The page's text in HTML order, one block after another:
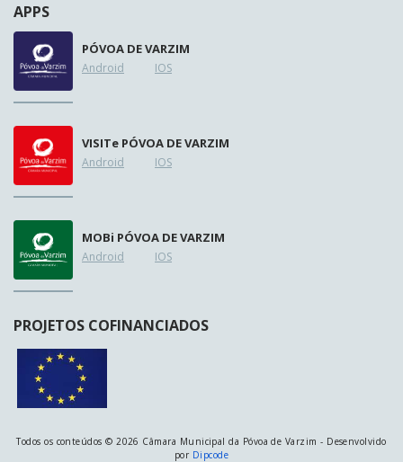
APPS
PÓVOA DE VARZIM
Android IOS
VISITe PÓVOA DE VARZIM
Android IOS
MOBi PÓVOA DE VARZIM
Android IOS
PROJETOS COFINANCIADOS
Todos os conteúdos © 2026 Câmara Municipal da Póvoa de Varzim - Desenvolvido
por Dipcode